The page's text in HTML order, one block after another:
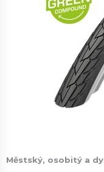
Městský, osobitý a